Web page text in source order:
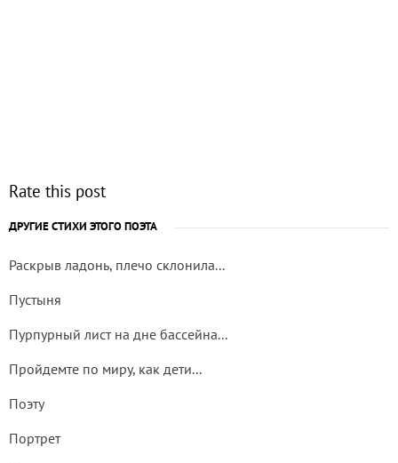
Rate this post
ДРУГИЕ СТИХИ ЭТОГО ПОЭТА
Раскрыв ладонь, плечо склонила...
Пустыня
Пурпурный лист на дне бассейна...
Пройдемте по миру, как дети...
Поэту
Портрет